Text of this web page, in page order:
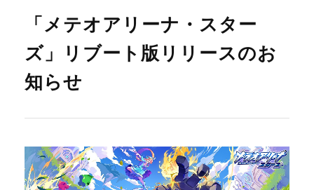
「メテオアリーナ・スター
ズ」リブート版リリースのお
知らせ